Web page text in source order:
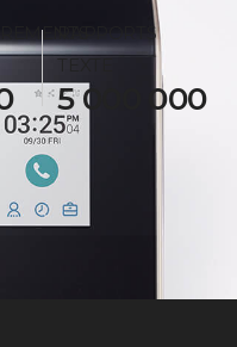
RAPPORTS
TEXTE
5 000 000